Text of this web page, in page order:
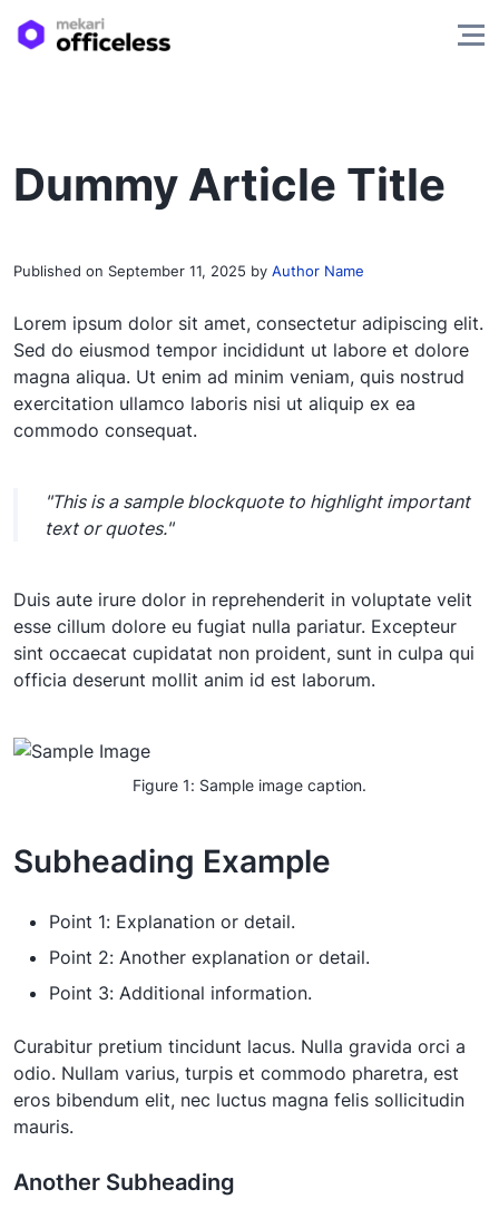
Dummy Article Title
Published on September 11, 2025 by Author Name
Lorem ipsum dolor sit amet, consectetur adipiscing elit.
Sed do eiusmod tempor incididunt ut labore et dolore
magna aliqua. Ut enim ad minim veniam, quis nostrud
exercitation ullamco laboris nisi ut aliquip ex ea
commodo consequat.
"This is a sample blockquote to highlight important
text or quotes."
Duis aute irure dolor in reprehenderit in voluptate velit
esse cillum dolore eu fugiat nulla pariatur. Excepteur
sint occaecat cupidatat non proident, sunt in culpa qui
officia deserunt mollit anim id est laborum.
Figure 1: Sample image caption.
Subheading Example
Point 1: Explanation or detail.
Point 2: Another explanation or detail.
Point 3: Additional information.
Curabitur pretium tincidunt lacus. Nulla gravida orci a
odio. Nullam varius, turpis et commodo pharetra, est
eros bibendum elit, nec luctus magna felis sollicitudin
mauris.
Another Subheading